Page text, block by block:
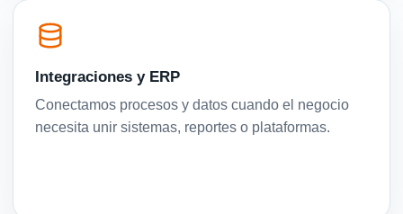
Integraciones y ERP
Conectamos procesos y datos cuando el negocio
necesita unir sistemas, reportes o plataformas.